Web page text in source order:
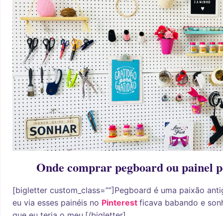
Onde comprar pegboard ou painel
[bigletter custom_class=””]Pegboard é uma paixão
eu via esses painéis no Pinterest ficava babando e